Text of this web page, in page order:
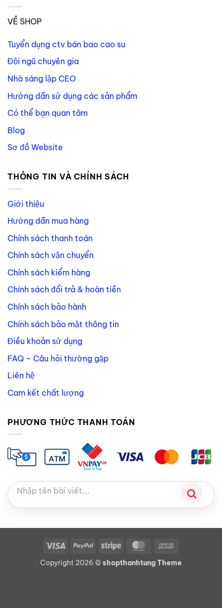
VỀ SHOP
Tuyển dụng ctv bán bao cao su
Đội ngũ chuyên gia
Nhà sáng lập CEO
Hướng dẫn sử dụng các sản phẩm
Có thể bạn quan tâm
Blog
Sơ đồ Website
THÔNG TIN VÀ CHÍNH SÁCH
Giới thiệu
Hướng dẫn mua hàng
Chính sách thanh toán
Chính sách vận chuyển
Chính sách kiểm hàng
Chính sách đổi trả & hoàn tiền
Chính sách bảo hành
Chính sách bảo mật thông tin
Điều khoản sử dụng
FAQ – Câu hỏi thường gặp
Liên hệ
Cam kết chất lượng
PHƯƠNG THỨC THANH TOÁN
Visa PayPal Stripe MasterCard
Delivery
Copyright 2026 © shopthanhtung Theme